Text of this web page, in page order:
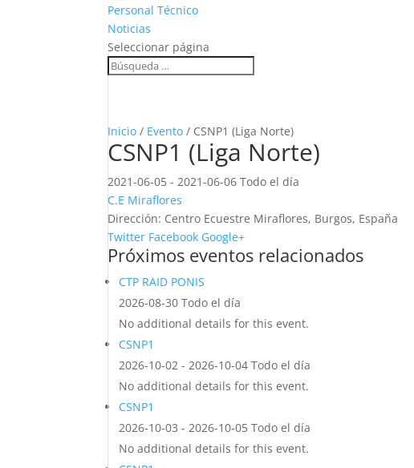
Personal Técnico
Noticias
Seleccionar página
Inicio / Evento / CSNP1 (Liga Norte)
CSNP1 (Liga Norte)
2021-06-05 - 2021-06-06 Todo el día
C.E Miraflores
Dirección: Centro Ecuestre Miraflores, Burgos, España
Twitter Facebook Google+
Próximos eventos relacionados
CTP RAID PONIS
2026-08-30 Todo el día
No additional details for this event.
CSNP1
2026-10-02 - 2026-10-04 Todo el día
No additional details for this event.
CSNP1
2026-10-03 - 2026-10-05 Todo el día
No additional details for this event.